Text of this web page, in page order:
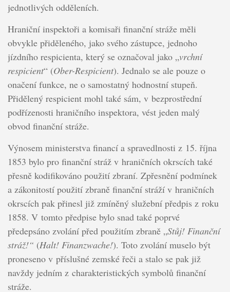
jednotlivých odděleních.
Hraniční inspektoři a komisaři finanční stráže měli
obvykle přiděleného, jako svého zástupce, jednoho
jízdního respicienta, který se označoval jako „vrchní
respicient“ (Ober-Respicient). Jednalo se ale pouze o
onačení funkce, ne o samostatný hodnostní stupeň.
Přidělený respicient mohl také sám, v bezprostřední
podřízenosti hraničního inspektora, vést jeden malý
obvod finanční stráže.
Výnosem ministerstva financí a spravedlnosti z 15. října
1853 bylo pro finanční stráž v hraničních okrscích také
přesně kodifikováno použití zbraní. Zpřesnění podmínek
a zákonitostí použití zbraně finanční stráží v hraničních
okrscích pak přinesl již zmíněný služební předpis z roku
1858. V tomto předpise bylo snad také poprvé
předepsáno zvolání před použitím zbraně „Stůj! Finanční
stráž!“ (Halt! Finanzwache!). Toto zvolání muselo být
proneseno v příslušné zemské řeči a stalo se pak již
navždy jedním z charakteristických symbolů finanční
stráže.